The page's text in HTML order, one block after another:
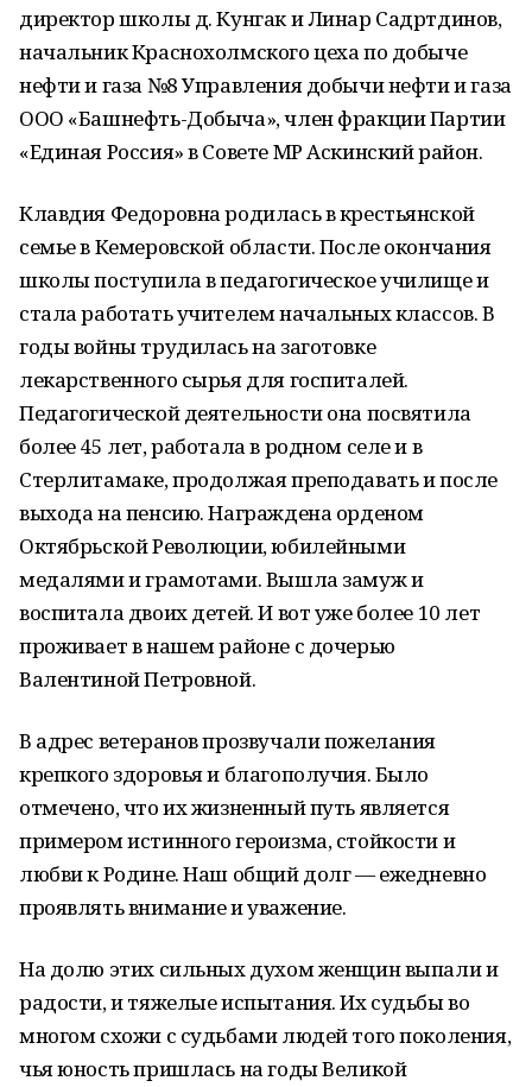
директор школы д. Кунгак и Линар Садртдинов,
начальник Краснохолмского цеха по добыче
нефти и газа №8 Управления добычи нефти и газа
ООО «Башнефть-Добыча», член фракции Партии
«Единая Россия» в Совете МР Аскинский район.
Клавдия Федоровна родилась в крестьянской
семье в Кемеровской области. После окончания
школы поступила в педагогическое училище и
стала работать учителем начальных классов. В
годы войны трудилась на заготовке
лекарственного сырья для госпиталей.
Педагогической деятельности она посвятила
более 45 лет, работала в родном селе и в
Стерлитамаке, продолжая преподавать и после
выхода на пенсию. Награждена орденом
Октябрьской Революции, юбилейными
медалями и грамотами. Вышла замуж и
воспитала двоих детей. И вот уже более 10 лет
проживает в нашем районе с дочерью
Валентиной Петровной.
В адрес ветеранов прозвучали пожелания
крепкого здоровья и благополучия. Было
отмечено, что их жизненный путь является
примером истинного героизма, стойкости и
любви к Родине. Наш общий долг — ежедневно
проявлять внимание и уважение.
На долю этих сильных духом женщин выпали и
радости, и тяжелые испытания. Их судьбы во
многом схожи с судьбами людей того поколения,
чья юность пришлась на годы Великой